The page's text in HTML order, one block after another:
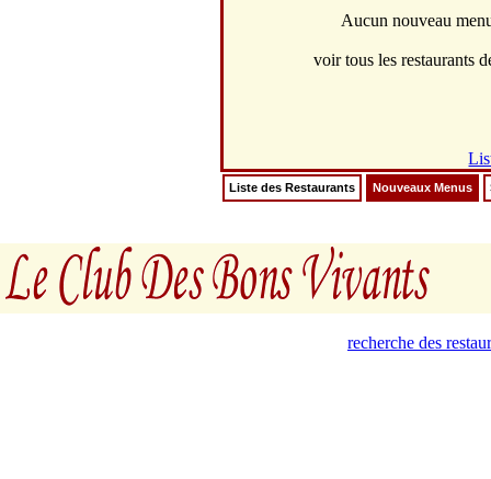
Aucun nouveau
voir tous les restaurants
Liste des Restaurants Nouveaux Menus
recherche des